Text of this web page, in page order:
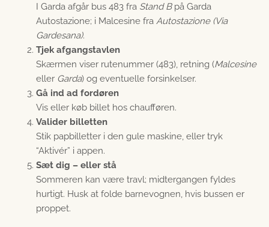
I Garda afgår bus 483 fra Stand Bpå Garda
Autostazione; i Malcesine fra Autostazione (Via
Gardesana).
Tjek afgangstavlen
Skærmen viser rutenummer (483), retning (Malcesine
eller Garda) og eventuelle forsinkelser.
Gå ind ad fordøren
Vis eller køb billet hos chaufføren.
Valider billetten
Stik papbilletter i den gule maskine, eller tryk
“Aktivér” i appen.
Sæt dig – eller stå
Sommeren kan være travl; midtergangen fyldes
hurtigt. Husk at folde barnevognen, hvis bussen er
proppet.